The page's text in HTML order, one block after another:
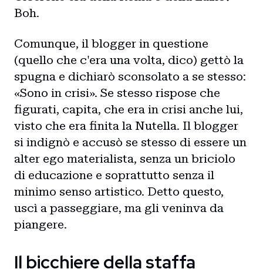
Boh.
Comunque, il blogger in questione
(quello che c'era una volta, dico) gettò la
spugna e dichiarò sconsolato a se stesso:
«Sono in crisi». Se stesso rispose che
figurati, capita, che era in crisi anche lui,
visto che era finita la Nutella. Il blogger
si indignò e accusò se stesso di essere un
alter ego materialista, senza un briciolo
di educazione e soprattutto senza il
minimo senso artistico. Detto questo,
uscì a passeggiare, ma gli veninva da
piangere.
Il bicchiere della staffa